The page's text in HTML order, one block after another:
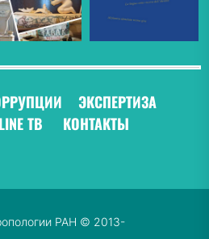
ЭКСПЕРТИЗА
ТВ КОНТАКТЫ
РАН © 2013-